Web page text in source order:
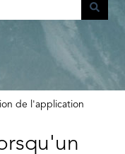
de recherche est vide.
de l'application